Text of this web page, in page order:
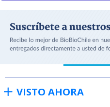
VISTO AHORA